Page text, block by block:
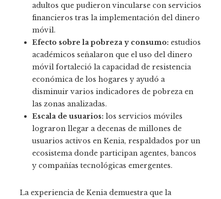
adultos que pudieron vincularse con servicios
financieros tras la implementación del dinero
móvil.
Efecto sobre la pobreza y consumo: estudios
académicos señalaron que el uso del dinero
móvil fortaleció la capacidad de resistencia
económica de los hogares y ayudó a
disminuir varios indicadores de pobreza en
las zonas analizadas.
Escala de usuarios: los servicios móviles
lograron llegar a decenas de millones de
usuarios activos en Kenia, respaldados por un
ecosistema donde participan agentes, bancos
y compañías tecnológicas emergentes.
La experiencia de Kenia demuestra que la